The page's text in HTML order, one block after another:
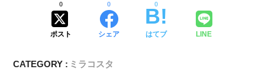
ポスト
0
シェア
0
はてブ
0
LINE
CATEGORY : ミラコスタ